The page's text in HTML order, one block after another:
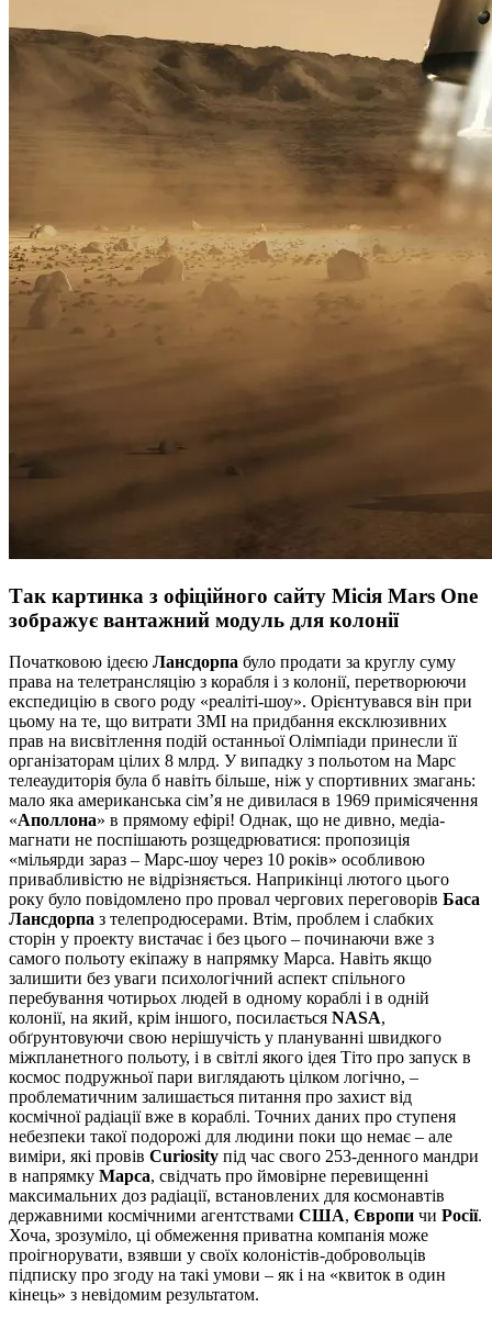
Так картинка з офіційного сайту Місія Mars One
зображує вантажний модуль для колонії
Початковою ідеєю Лансдорпа було продати за круглу суму
права на телетрансляцію з корабля і з колонії, перетворюючи
експедицію в свого роду «реаліті-шоу». Орієнтувався він при
цьому на те, що витрати ЗМІ на придбання ексклюзивних
прав на висвітлення подій останньої Олімпіади принесли її
організаторам цілих 8 млрд. У випадку з польотом на Марс
телеаудиторія була б навіть більше, ніж у спортивних змагань:
мало яка американська сім’я не дивилася в 1969 примісячення
«Аполлона» в прямому ефірі! Однак, що не дивно, медіа-
магнати не поспішають розщедрюватися: пропозиція
«мільярди зараз – Марс-шоу через 10 років» особливою
привабливістю не відрізняється. Наприкінці лютого цього
року було повідомлено про провал чергових переговорів Баса
Лансдорпа з телепродюсерами. Втім, проблем і слабких
сторін у проекту вистачає і без цього – починаючи вже з
самого польоту екіпажу в напрямку Марса. Навіть якщо
залишити без уваги психологічний аспект спільного
перебування чотирьох людей в одному кораблі і в одній
колонії, на який, крім іншого, посилається NASA,
обґрунтовуючи свою нерішучість у плануванні швидкого
міжпланетного польоту, і в світлі якого ідея Тіто про запуск в
космос подружньої пари виглядають цілком логічно, –
проблематичним залишається питання про захист від
космічної радіації вже в кораблі. Точних даних про ступеня
небезпеки такої подорожі для людини поки що немає – але
виміри, які провів Curiosity під час свого 253-денного мандри
в напрямку Марса, свідчать про ймовірне перевищенні
максимальних доз радіації, встановлених для космонавтів
державними космічними агентствами США, Європи чи Росії.
Хоча, зрозуміло, ці обмеження приватна компанія може
проігнорувати, взявши у своїх колоністів-добровольців
підписку про згоду на такі умови – як і на «квиток в один
кінець» з невідомим результатом.